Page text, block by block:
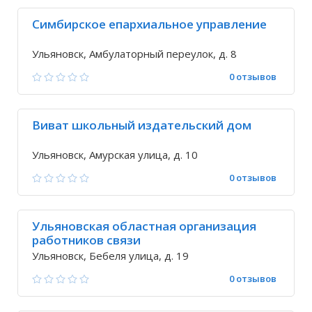
Симбирское епархиальное управление
Ульяновск, Амбулаторный переулок, д. 8
0 отзывов
Виват школьный издательский дом
Ульяновск, Амурская улица, д. 10
0 отзывов
Ульяновская областная организация
работников связи
Ульяновск, Бебеля улица, д. 19
0 отзывов